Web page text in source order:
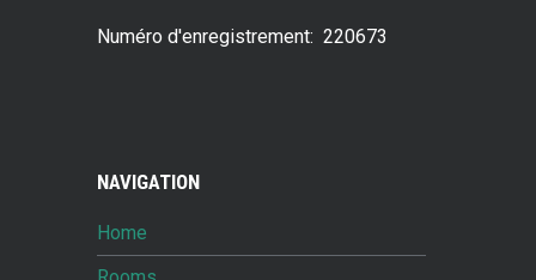
Numéro d'enregistrement: 220673
NAVIGATION
Home